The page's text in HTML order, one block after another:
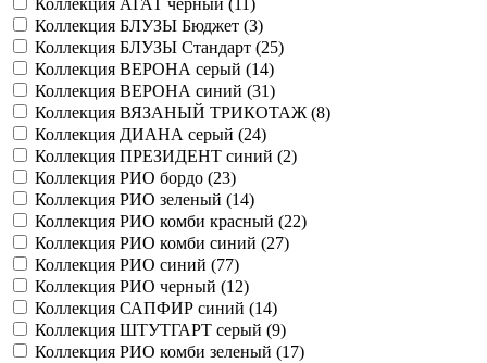
Коллекция АГАТ черный (
)
Коллекция БЛУЗЫ Бюджет (3)
Коллекция БЛУЗЫ Стандарт (25)
Коллекция ВЕРОНА серый (14)
Коллекция ВЕРОНА синий (31)
Коллекция ВЯЗАНЫЙ ТРИКОТАЖ (8)
Коллекция ДИАНА серый (24)
Коллекция ПРЕЗИДЕНТ синий (2)
Коллекция РИО бордо (23)
Коллекция РИО зеленый (14)
Коллекция РИО комби красный (22)
Коллекция РИО комби синий (27)
Коллекция РИО синий (77)
Коллекция РИО черный (12)
Коллекция САПФИР синий (14)
Коллекция ШТУТГАРТ серый (9)
Коллекция РИО комби зеленый (17)